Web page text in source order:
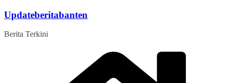
Skip
content
Updateberitabanten
Berita Terkini